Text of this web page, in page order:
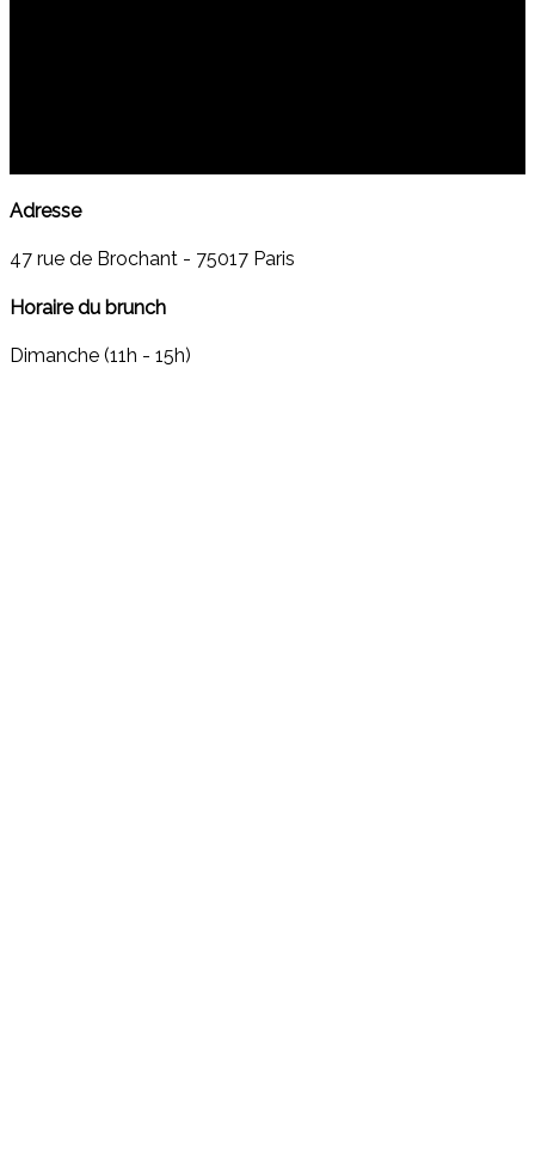
Adresse
47 rue de Brochant - 75017 Paris
Horaire du brunch
Dimanche (11h - 15h)